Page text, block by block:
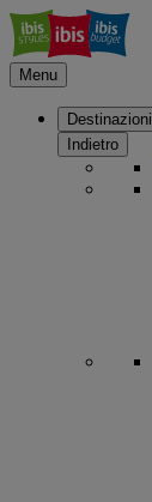
Menu
Destinazioni
Indietro